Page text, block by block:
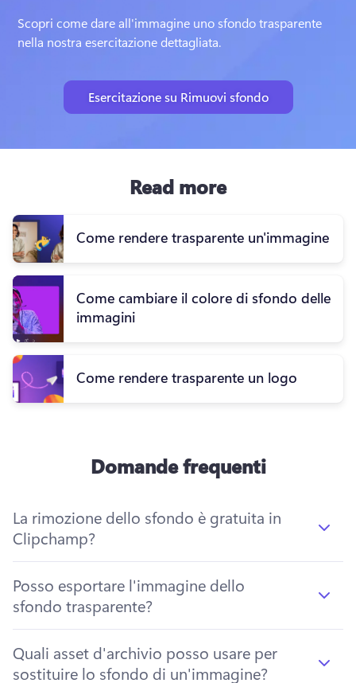
Scopri come dare all'immagine uno sfondo trasparente
nella nostra esercitazione dettagliata.
Esercitazione su Rimuovi sfondo
Read more
Come rendere trasparente un'immagine
Come cambiare il colore di sfondo delle
immagini
Come rendere trasparente un logo
Domande frequenti
La rimozione dello sfondo è gratuita in
Clipchamp?
Posso esportare l'immagine dello
sfondo trasparente?
Quali asset d'archivio posso usare per
sostituire lo sfondo di un'immagine?